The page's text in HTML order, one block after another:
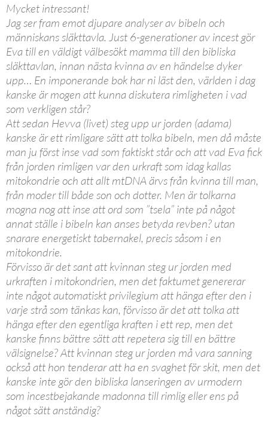
Mycket intressant!
Jag ser fram emot djupare analyser av bibeln och
människans släkttavla. Just 6-generationer av incest gör
Eva till en väldigt välbesökt mamma till den bibliska
släkttavlan, innan nästa kvinna av en händelse dyker
upp… En imponerande bok har ni läst den, världen i dag
kanske är mogen att kunna diskutera rimligheten i vad
som verkligen står?
Att sedan Hevva (livet) steg upp ur jorden (adama)
kanske är ett rimligare sätt att tolka bibeln, men då måste
man ju först inse vad som faktiskt står och att vad Eva fick
från jorden rimligen var den urkraft som idag kallas
mitokondrie och att allt mtDNA ärvs från kvinna till man,
från moder till både son och dotter. Men är tolkarna
mogna nog att inse att ord som ”tsela” inte på något
annat ställe i bibeln kan anses betyda revben? utan
snarare energetiskt tabernakel, precis såsom i en
mitokondrie.
Förvisso är det sant att kvinnan steg ur jorden med
urkraften i mitokondrien, men det faktumet genererar
inte något automatiskt privilegium att hänga efter den i
varje strå som tänkas kan, förvisso är det att tolka att
hänga efter den egentliga kraften i ett rep, men det
kanske finns bättre sätt att repetera sig till en bättre
välsignelse? Att kvinnan steg ur jorden må vara sanning
också att hon tenderar att ha en svaghet för skit, men det
kanske inte gör den bibliska lanseringen av urmodern
som incestbejakande madonna till rimlig eller ens på
något sätt anständig?